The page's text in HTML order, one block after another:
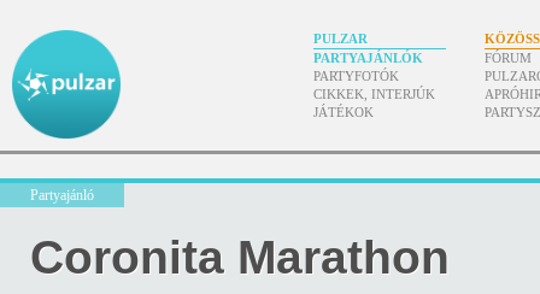
PULZAR
PARTYAJÁNLÓK
PARTYFOTÓK
CIKKEK, INTERJÚK
JÁTÉKOK
FÓRUM
Partyajánló
Coronita Marathon